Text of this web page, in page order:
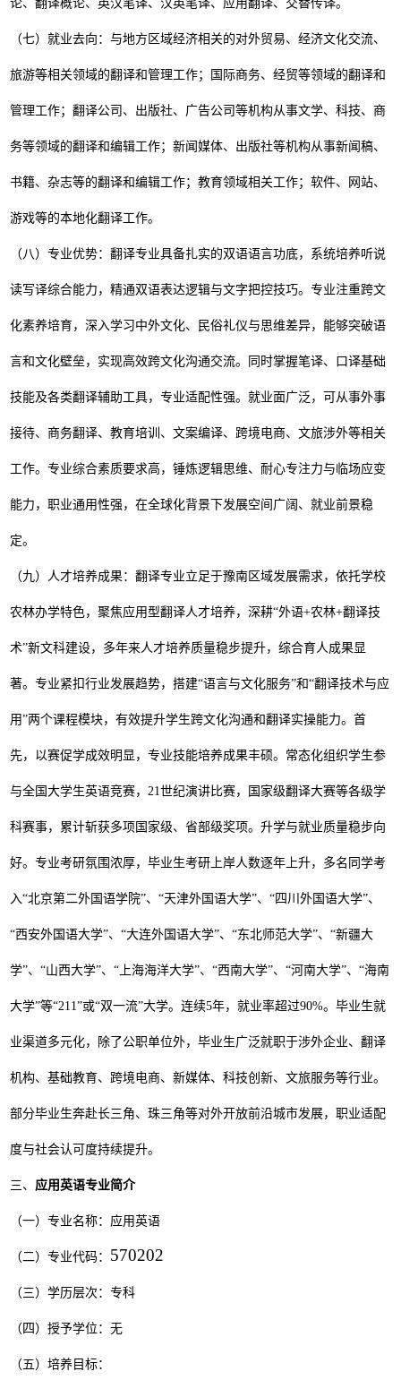
论、翻译概论、英汉笔译、汉英笔译、应用翻译、交替传译。
（七）就业去向：与地方区域经济相关的对外贸易、经济文化交流、
旅游等相关领域的翻译和管理工作；国际商务、经贸等领域的翻译和
管理工作；翻译公司、出版社、广告公司等机构从事文学、科技、商
务等领域的翻译和编辑工作；新闻媒体、出版社等机构从事新闻稿、
书籍、杂志等的翻译和编辑工作；教育领域相关工作；软件、网站、
游戏等的本地化翻译工作。
（八）专业优势：翻译专业具备扎实的双语语言功底，系统培养听说
读写译综合能力，精通双语表达逻辑与文字把控技巧。专业注重跨文
化素养培育，深入学习中外文化、民俗礼仪与思维差异，能够突破语
言和文化壁垒，实现高效跨文化沟通交流。同时掌握笔译、口译基础
技能及各类翻译辅助工具，专业适配性强。就业面广泛，可从事外事
接待、商务翻译、教育培训、文案编译、跨境电商、文旅涉外等相关
工作。专业综合素质要求高，锤炼逻辑思维、耐心专注力与临场应变
能力，职业通用性强，在全球化背景下发展空间广阔、就业前景稳
定。
（九）人才培养成果：翻译专业立足于豫南区域发展需求，依托学校
农林办学特色，聚焦应用型翻译人才培养，深耕“外语+农林+翻译技
术”新文科建设，多年来人才培养质量稳步提升，综合育人成果显
著。专业紧扣行业发展趋势，搭建“语言与文化服务”和“翻译技术与应
用”两个课程模块，有效提升学生跨文化沟通和翻译实操能力。首
先，以赛促学成效明显，专业技能培养成果丰硕。常态化组织学生参
与全国大学生英语竞赛，21世纪演讲比赛，国家级翻译大赛等各级学
科赛事，累计斩获多项国家级、省部级奖项。升学与就业质量稳步向
好。专业考研氛围浓厚，毕业生考研上岸人数逐年上升，多名同学考
入“北京第二外国语学院”、“天津外国语大学”、“四川外国语大学”、
“西安外国语大学”、“大连外国语大学”、“东北师范大学”、“新疆大
学”、“山西大学”、“ 上海海洋大学”、“西南大学”、“河南大学”、“海南
大学”等“211”或“双一流”大学。连续5年，就业率超过90%。毕业生就
业渠道多元化，除了公职单位外，毕业生广泛就职于涉外企业、翻译
机构、基础教育、跨境电商、新媒体、科技创新、文旅服务等行业。
部分毕业生奔赴长三角、珠三角等对外开放前沿城市发展，职业适配
度与社会认可度持续提升。
三、 应用英语专业简介
（一）专业名称： 应用英语
（二）专业代码： 570202
（三）学历层次：专科
（四）授予学位：无
（五）培养目标：